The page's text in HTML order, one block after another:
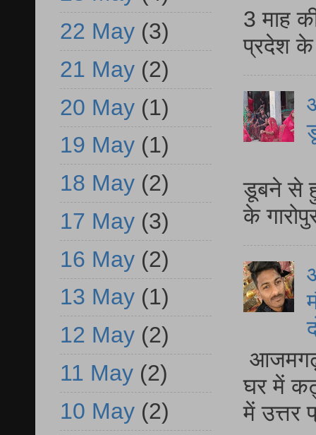
3 माह
प्रदेश
डूबने से
के
घर में
में
22 May (3)
21 May (2)
20 May (1)
19 May (1)
18 May (2)
17 May (3)
16 May (2)
13 May (1)
12 May (2)
11 May (2)
10 May (2)